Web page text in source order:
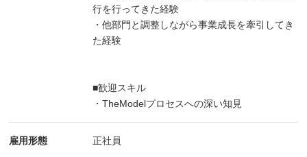
行を行ってきた経験
・他部門と調整しながら事業成長を牽引してき
た経験
■歓迎スキル
・TheModelプロセスへの深い知見
雇用形態 正社員